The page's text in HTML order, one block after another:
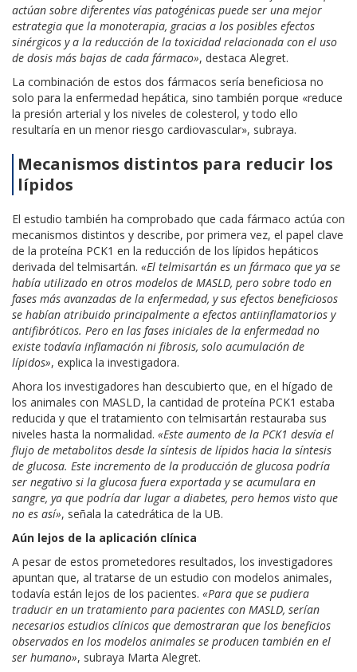
actúan sobre diferentes vías patogénicas puede ser una mejor
estrategia que la monoterapia, gracias a los posibles efectos
sinérgicos y a la reducción de la toxicidad relacionada con el uso
de dosis más bajas de cada fármaco», destaca Alegret.
La combinación de estos dos fármacos sería beneficiosa no
solo para la enfermedad hepática, sino también porque «reduce
la presión arterial y los niveles de colesterol, y todo ello
resultaría en un menor riesgo cardiovascular», subraya.
Mecanismos distintos para reducir los
lípidos
El estudio también ha comprobado que cada fármaco actúa con
mecanismos distintos y describe, por primera vez, el papel clave
de la proteína PCK1 en la reducción de los lípidos hepáticos
derivada del telmisartán. «El telmisartán es un fármaco que ya se
había utilizado en otros modelos de MASLD, pero sobre todo en
fases más avanzadas de la enfermedad, y sus efectos beneficiosos
se habían atribuido principalmente a efectos antiinflamatorios y
antifibróticos. Pero en las fases iniciales de la enfermedad no
existe todavía inflamación ni fibrosis, solo acumulación de
lípidos», explica la investigadora.
Ahora los investigadores han descubierto que, en el hígado de
los animales con MASLD, la cantidad de proteína PCK1 estaba
reducida y que el tratamiento con telmisartán restauraba sus
niveles hasta la normalidad. «Este aumento de la PCK1 desvía el
flujo de metabolitos desde la síntesis de lípidos hacia la síntesis
de glucosa. Este incremento de la producción de glucosa podría
ser negativo si la glucosa fuera exportada y se acumulara en
sangre, ya que podría dar lugar a diabetes, pero hemos visto que
no es así», señala la catedrática de la UB.
Aún lejos de la aplicación clínica
A pesar de estos prometedores resultados, los investigadores
apuntan que, al tratarse de un estudio con modelos animales,
todavía están lejos de los pacientes. «Para que se pudiera
traducir en un tratamiento para pacientes con MASLD, serían
necesarios estudios clínicos que demostraran que los beneficios
observados en los modelos animales se producen también en el
ser humano», subraya Marta Alegret.